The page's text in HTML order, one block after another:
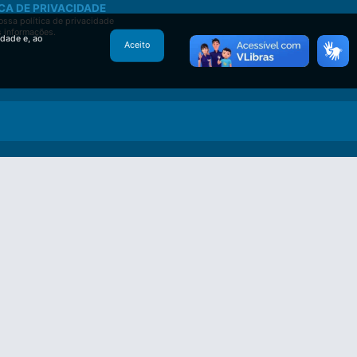
DE PRIVACIDADE
política de privacidade
informações.
e, ao
Aceito